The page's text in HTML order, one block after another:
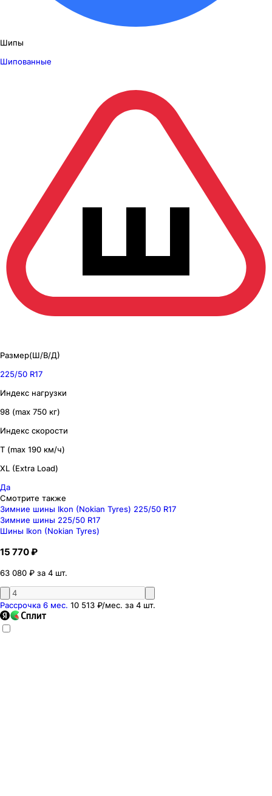
Шипы
Шипованные
Размер(Ш/В/Д)
225/50 R17
Индекс нагрузки
98 (max 750 кг)
Индекс скорости
T (max 190 км/ч)
XL (Extra Load)
Да
Смотрите также
Зимние шины Ikon (Nokian Tyres) 225/50 R17
Зимние шины 225/50 R17
Шины Ikon (Nokian Tyres)
15 770 ₽
63 080 ₽ за 4 шт.
Рассрочка 6 мес. 10 513 ₽/мес. за 4 шт.